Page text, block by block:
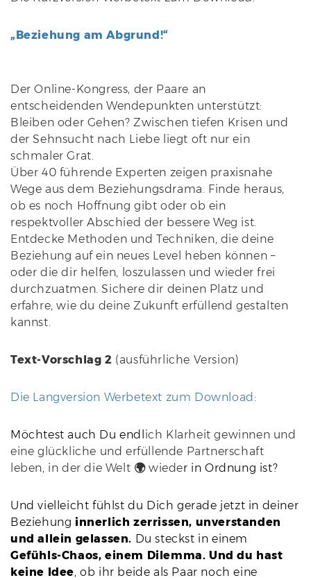
„Beziehung am Abgrund!“
Der Online-Kongress, der Paare an
entscheidenden Wendepunkten unterstützt:
Bleiben oder Gehen? Zwischen tiefen Krisen und
der Sehnsucht nach Liebe liegt oft nur ein
schmaler Grat.
Über 40 führende Experten zeigen praxisnahe
Wege aus dem Beziehungsdrama. Finde heraus,
ob es noch Hoffnung gibt oder ob ein
respektvoller Abschied der bessere Weg ist.
Entdecke Methoden und Techniken, die deine
Beziehung auf ein neues Level heben können –
oder die dir helfen, loszulassen und wieder frei
durchzuatmen. Sichere dir deinen Platz und
erfahre, wie du deine Zukunft erfüllend gestalten
kannst.
Text-Vorschlag 2 (ausführliche Version)
Die Langversion Werbetext zum Download :
Möchtest auch Du endl ich Klarheit gewinnen und
eine glückliche und erfüllende Partnerschaft
leben, in der die Welt 🌍wieder in Ordnung ist?
Und vielleicht fühlst du Dich gerade jetzt in deiner
Beziehung innerlich zerrissen, unverstanden
und allein gelassen. Du steckst in einem
Gefühls-Chaos, einem Dilemma. Und du hast
keine Idee, ob ihr beide als Paar noch eine